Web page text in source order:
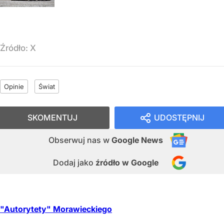
Źródło: X
Opinie Świat
UDOSTĘPNIJ
Obserwuj nas w Google News
Dodaj jako źródło w Google
SKOMENTUJ
"Autorytety" Morawieckiego